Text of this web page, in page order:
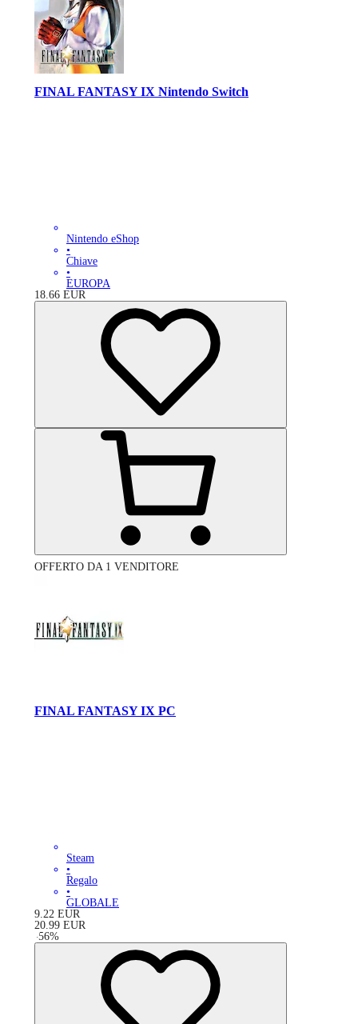
FINAL FANTASY IX Nintendo Switch
Nintendo eShop
•
Chiave
•
EUROPA
18.66 EUR
OFFERTO DA 1 VENDITORE
FINAL FANTASY IX PC
Steam
•
Regalo
•
GLOBALE
9.22 EUR
20.99 EUR
-56%